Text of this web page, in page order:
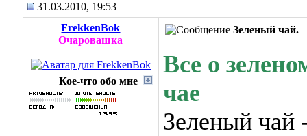
31.03.2010, 19:53
FrekkenBok
Очаровашка
Кое-что обо мне
Зеленый чай.
Все о
чае
Зеленый чай